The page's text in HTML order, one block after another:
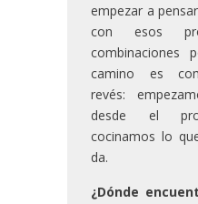
empezar a
con esos
combinaciones
camino es
revés:
desde el
cocinamos lo
da.
¿Dónde